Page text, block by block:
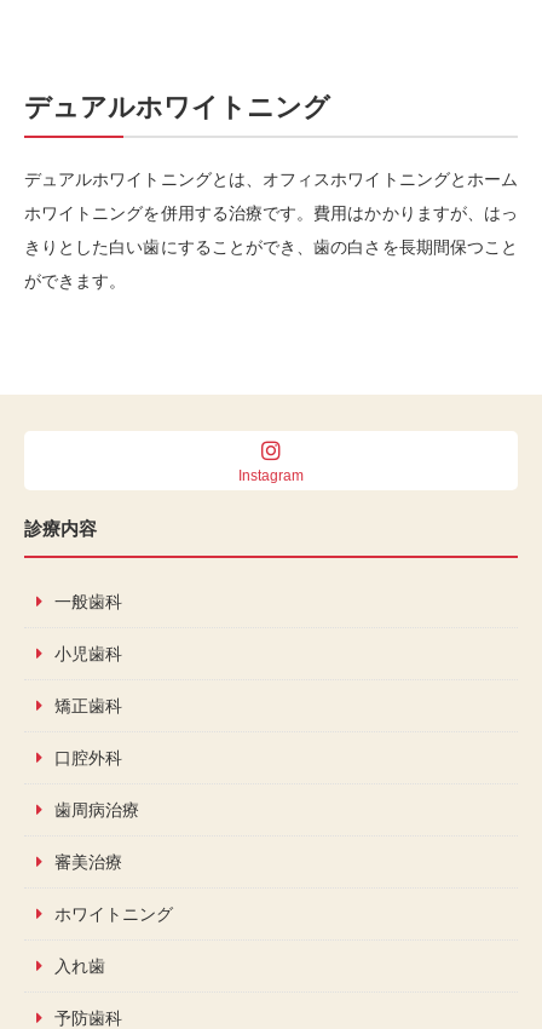
デュアルホワイトニング
デュアルホワイトニングとは、オフィスホワイトニングとホーム
ホワイトニングを併用する治療です。費用はかかりますが、はっ
きりとした白い歯にすることができ、歯の白さを長期間保つこと
ができます。
Instagram
診療内容
一般歯科
小児歯科
矯正歯科
口腔外科
歯周病治療
審美治療
ホワイトニング
入れ歯
予防歯科